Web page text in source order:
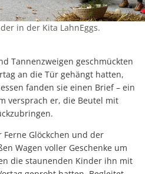
in der Kita LahnEggs.
Tannenzweigen geschmückten
an die Tür gehängt hatten,
fanden sie einen Brief – ein
versprach er, die Beutel mit
Glöckchen und der
Wagen voller Geschenke um
die staunenden Kinder ihn mit